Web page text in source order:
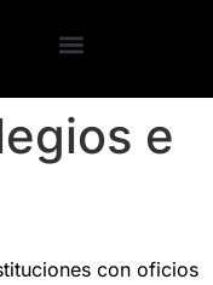
e
con oficios